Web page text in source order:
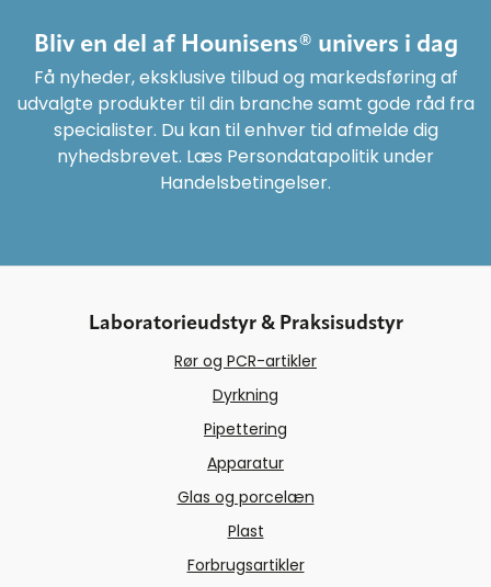
Bliv en del af Hounisens® univers i dag
Få nyheder, eksklusive tilbud og markedsføring af
udvalgte produkter til din branche samt gode råd fra
specialister. Du kan til enhver tid afmelde dig
nyhedsbrevet. Læs Persondatapolitik under
Handelsbetingelser.
Laboratorieudstyr & Praksisudstyr
Rør og PCR-artikler
Dyrkning
Pipettering
Apparatur
Glas og porcelæn
Plast
Forbrugsartikler